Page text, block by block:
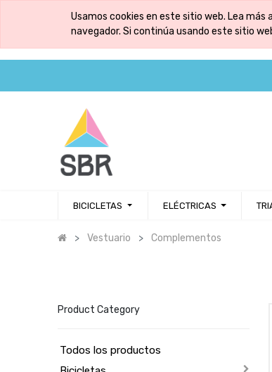
Usamos cookies en este sitio web. Lea
navegador. Si continúa usando este sitio
BICICLETAS ELÉCTRICAS
Vestuario Complementos
Product Category
Todos los productos